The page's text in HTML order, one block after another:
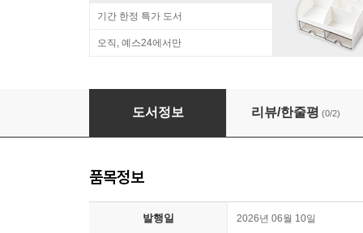
기간 한정 특가 도서
오직, 예스24에서만
피지컬 AI
도서정보 리뷰/한줄평 (0/2)
품목정보
발행일 2026년 06월 10일